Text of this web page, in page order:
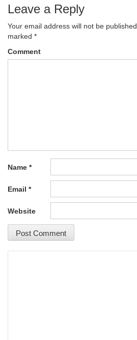
Leave a Reply
Your email address will not be published.
marked *
Comment
Name *
Email *
Website